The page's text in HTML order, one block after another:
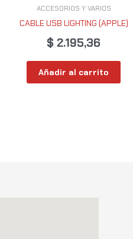
ACCESORIOS Y VARIOS
CABLE USB LIGHTING (APPLE)
$ 2.195,36
Añadir al carrito